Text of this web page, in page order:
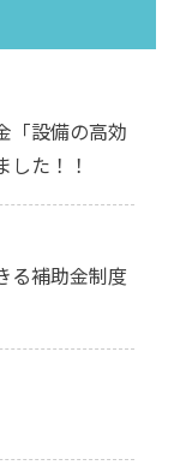
「設備の高効
た！！
る補助金制度